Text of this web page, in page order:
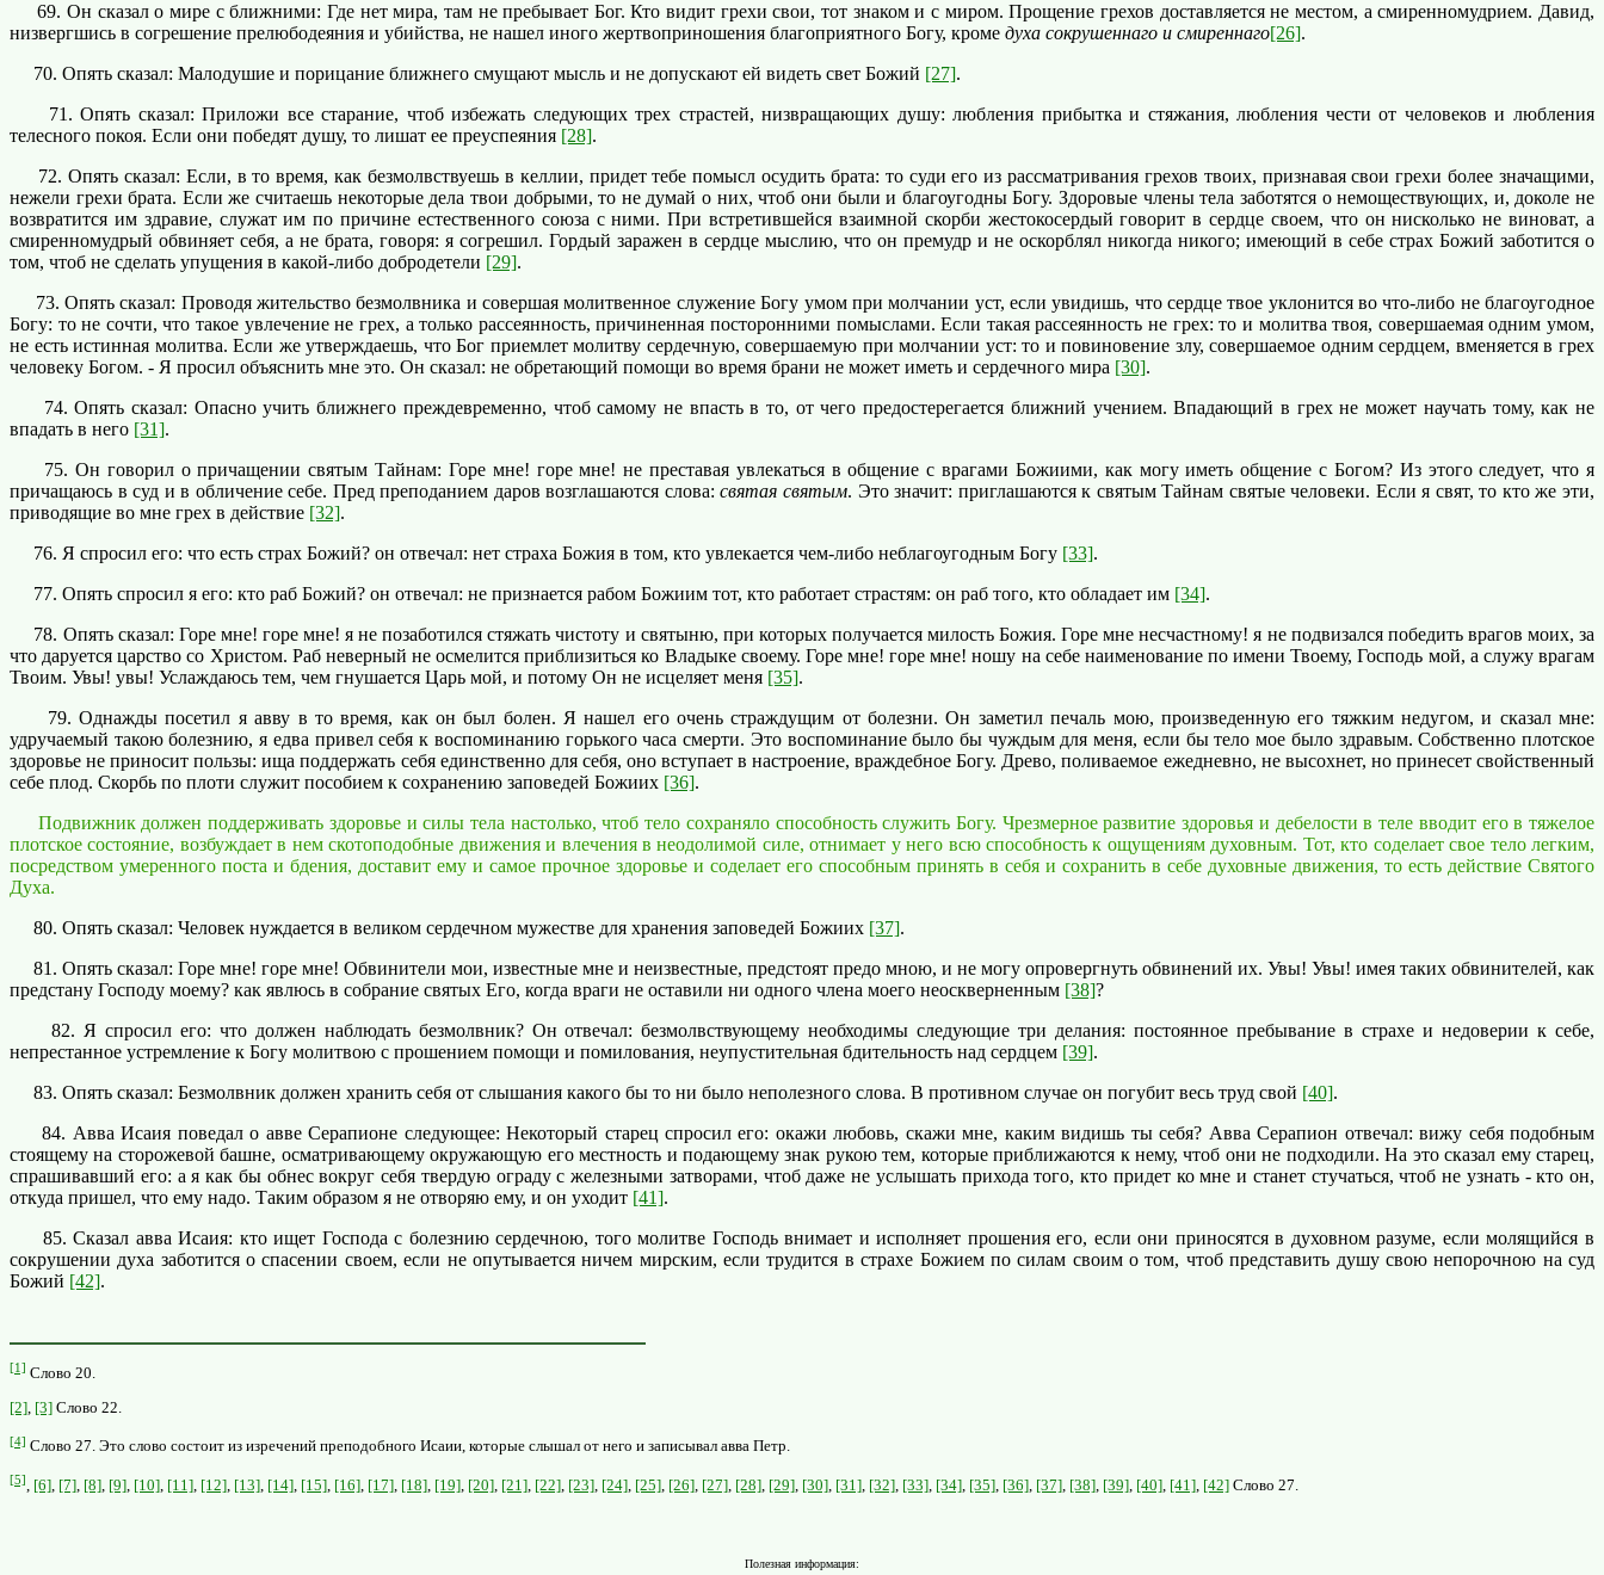
69. Он сказал о мире с ближними: Где нет мира, там не пребывает Бог. Кто видит грехи свои, тот знаком и с миром. Прощение грехов доставляется не местом, а смиренномудрием. Давид,
низвергшись в согрешение прелюбодеяния и убийства, не нашел иного жертвоприношения благоприятного Богу, кроме духа сокрушеннаго и смиреннаго[26].
70. Опять сказал: Малодушие и порицание ближнего смущают мысль и не допускают ей видеть свет Божий [27].
71. Опять сказал: Приложи все старание, чтоб избежать следующих трех страстей, низвращающих душу: любления прибытка и стяжания, любления чести от человеков и любления
телесного покоя. Если они победят душу, то лишат ее преуспеяния [28].
72. Опять сказал: Если, в то время, как безмолвствуешь в келлии, придет тебе помысл осудить брата: то суди его из рассматривания грехов твоих, признавая свои грехи более значащими,
нежели грехи брата. Если же считаешь некоторые дела твои добрыми, то не думай о них, чтоб они были и благоугодны Богу. Здоровые члены тела заботятся о немоществующих, и, доколе не
возвратится им здравие, служат им по причине естественного союза с ними. При встретившейся взаимной скорби жестокосердый говорит в сердце своем, что он нисколько не виноват, а
смиренномудрый обвиняет себя, а не брата, говоря: я согрешил. Гордый заражен в сердце мыслию, что он премудр и не оскорблял никогда никого; имеющий в себе страх Божий заботится о
том, чтоб не сделать упущения в какой-либо добродетели [29].
73. Опять сказал: Проводя жительство безмолвника и совершая молитвенное служение Богу умом при молчании уст, если увидишь, что сердце твое уклонится во что-либо не благоугодное
Богу: то не сочти, что такое увлечение не грех, а только рассеянность, причиненная посторонними помыслами. Если такая рассеянность не грех: то и молитва твоя, совершаемая одним умом,
не есть истинная молитва. Если же утверждаешь, что Бог приемлет молитву сердечную, совершаемую при молчании уст: то и повиновение злу, совершаемое одним сердцем, вменяется в грех
человеку Богом. - Я просил объяснить мне это. Он сказал: не обретающий помощи во время брани не может иметь и сердечного мира [30].
74. Опять сказал: Опасно учить ближнего преждевременно, чтоб самому не впасть в то, от чего предостерегается ближний учением. Впадающий в грех не может научать тому, как не
впадать в него [31].
75. Он говорил о причащении святым Тайнам: Горе мне! горе мне! не преставая увлекаться в общение с врагами Божиими, как могу иметь общение с Богом? Из этого следует, что я
причащаюсь в суд и в обличение себе. Пред преподанием даров возглашаются слова:святая святым. Это значит: приглашаются к святым Тайнам святые человеки. Если я свят, то кто же эти,
приводящие во мне грех в действие [32].
76. Я спросил его: что есть страх Божий? он отвечал: нет страха Божия в том, кто увлекается чем-либо неблагоугодным Богу [33].
77. Опять спросил я его: кто раб Божий? он отвечал: не признается рабом Божиим тот, кто работает страстям: он раб того, кто обладает им [34].
78. Опять сказал: Горе мне! горе мне! я не позаботился стяжать чистоту и святыню, при которых получается милость Божия. Горе мне несчастному! я не подвизался победить врагов моих, за
что даруется царство со Христом. Раб неверный не осмелится приблизиться ко Владыке своему. Горе мне! горе мне! ношу на себе наименование по имени Твоему, Господь мой, а служу врагам
Твоим. Увы! увы! Услаждаюсь тем, чем гнушается Царь мой, и потому Он не исцеляет меня [35].
79. Однажды посетил я авву в то время, как он был болен. Я нашел его очень страждущим от болезни. Он заметил печаль мою, произведенную его тяжким недугом, и сказал мне:
удручаемый такою болезнию, я едва привел себя к воспоминанию горького часа смерти. Это воспоминание было бы чуждым для меня, если бы тело мое было здравым. Собственно плотское
здоровье не приносит пользы: ища поддержать себя единственно для себя, оно вступает в настроение, враждебное Богу. Древо, поливаемое ежедневно, не высохнет, но принесет свойственный
себе плод. Скорбь по плоти служит пособием к сохранению заповедей Божиих [36].
Подвижник должен поддерживать здоровье и силы тела настолько, чтоб тело сохраняло способность служить Богу. Чрезмерное развитие здоровья и дебелости в теле вводит его в тяжелое
плотское состояние, возбуждает в нем скотоподобные движения и влечения в неодолимой силе, отнимает у него всю способность к ощущениям духовным. Тот, кто соделает свое тело легким,
посредством умеренного поста и бдения, доставит ему и самое прочное здоровье и соделает его способным принять в себя и сохранить в себе духовные движения, то есть действие Святого
Духа.
80. Опять сказал: Человек нуждается в великом сердечном мужестве для хранения заповедей Божиих [37].
81. Опять сказал: Горе мне! горе мне! Обвинители мои, известные мне и неизвестные, предстоят предо мною, и не могу опровергнуть обвинений их. Увы! Увы! имея таких обвинителей, как
предстану Господу моему? как явлюсь в собрание святых Его, когда враги не оставили ни одного члена моего неоскверненным [38]?
82. Я спросил его: что должен наблюдать безмолвник? Он отвечал: безмолвствующему необходимы следующие три делания: постоянное пребывание в страхе и недоверии к себе,
непрестанное устремление к Богу молитвою с прошением помощи и помилования, неупустительная бдительность над сердцем [39].
83. Опять сказал: Безмолвник должен хранить себя от слышания какого бы то ни было неполезного слова. В противном случае он погубит весь труд свой [40].
84. Авва Исаия поведал о авве Серапионе следующее: Некоторый старец спросил его: окажи любовь, скажи мне, каким видишь ты себя? Авва Серапион отвечал: вижу себя подобным
стоящему на сторожевой башне, осматривающему окружающую его местность и подающему знак рукою тем, которые приближаются к нему, чтоб они не подходили. На это сказал ему старец,
спрашивавший его: а я как бы обнес вокруг себя твердую ограду с железными затворами, чтоб даже не услышать прихода того, кто придет ко мне и станет стучаться, чтоб не узнать - кто он,
откуда пришел, что ему надо. Таким образом я не отворяю ему, и он уходит [41].
85. Сказал авва Исаия: кто ищет Господа с болезнию сердечною, того молитве Господь внимает и исполняет прошения его, если они приносятся в духовном разуме, если молящийся в
сокрушении духа заботится о спасении своем, если не опутывается ничем мирским, если трудится в страхе Божием по силам своим о том, чтоб представить душу свою непорочною на суд
Божий [42].
[1] Слово 20.
[2], [3] Слово 22.
[4] Слово 27. Это слово состоит из изречений преподобного Исаии, которые слышал от него и записывал авва Петр.
[5] [6] [7] [8] [9] [10] [11] [12] [13] [14] [15] [16] [17] [18] [19] [20] [21] [22] [23] [24] [25] [26] [27] [28] [29] [30] [31] [32] [33] [34] [35] [36] [37] [38] [39] [40] [41] [42] Слово 27.
Полезная информация: